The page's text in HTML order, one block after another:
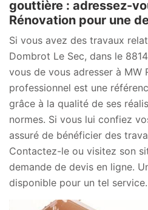
gouttière : adressez-
Rénovation pour une
Si vous avez des travaux
Dombrot Le Sec, dans le
vous de vous adresser à MW
professionnel est une
grâce à la qualité de ses
normes. Si vous lui confiez
assuré de bénéficier des
Contactez-le ou visitez son
demande de devis en ligne.
disponible pour un tel service.